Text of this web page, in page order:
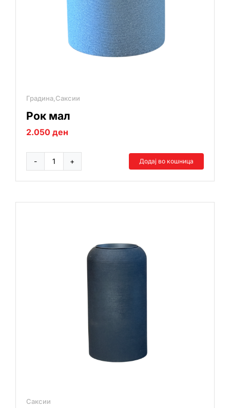
Градина,Саксии
Рок мал
2.050 ден
Рок
Додај во кошница
Саксии